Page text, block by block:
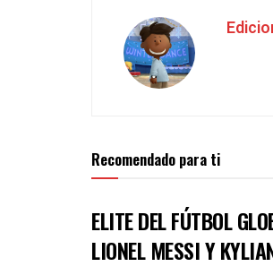
Recomendado para ti
ELITE DEL FÚTBOL
LIONEL MESSI Y